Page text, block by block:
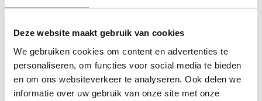
Deze website maakt gebruik van cookies
We gebruiken cookies om content en advertenties te
personaliseren, om functies voor social media te bieden
en om ons websiteverkeer te analyseren. Ook delen we
informatie over uw gebruik van onze site met onze
Slimme inpaktips voor de vakantiekoffer